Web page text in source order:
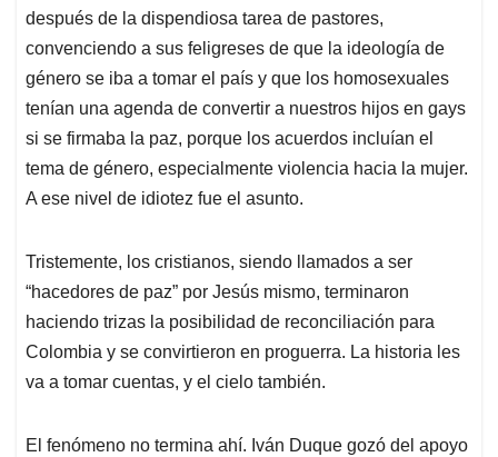
después de la dispendiosa tarea de pastores,
convenciendo a sus feligreses de que la ideología de
género se iba a tomar el país y que los homosexuales
tenían una agenda de convertir a nuestros hijos en gays
si se firmaba la paz, porque los acuerdos incluían el
tema de género, especialmente violencia hacia la mujer.
A ese nivel de idiotez fue el asunto.
Tristemente, los cristianos, siendo llamados a ser
“hacedores de paz” por Jesús mismo, terminaron
haciendo trizas la posibilidad de reconciliación para
Colombia y se convirtieron en proguerra. La historia les
va a tomar cuentas, y el cielo también.
El fenómeno no termina ahí. Iván Duque gozó del apoyo